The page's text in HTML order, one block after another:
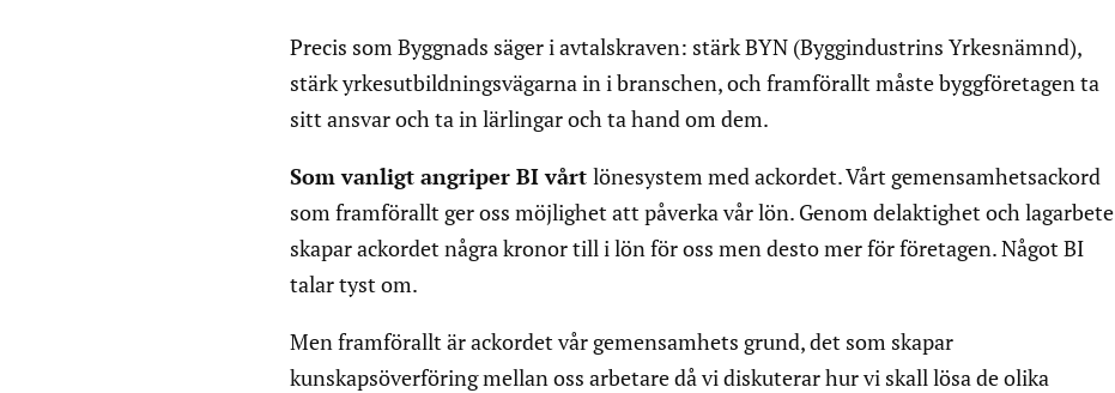
Precis som Byggnads säger i avtalskraven: stärk BYN (Byggindustrins Yrkesnämnd),
stärk yrkesutbildningsvägarna in i branschen, och framförallt måste byggföretagen ta
sitt ansvar och ta in lärlingar och ta hand om dem.
Som vanligt angriper BI vårt lönesystem med ackordet. Vårt gemensamhetsackord
som framförallt ger oss möjlighet att påverka vår lön. Genom delaktighet och lagarbete
skapar ackordet några kronor till i lön för oss men desto mer för företagen. Något BI
talar tyst om.
Men framförallt är ackordet vår gemensamhets grund, det som skapar
kunskapsöverföring mellan oss arbetare då vi diskuterar hur vi skall lösa de olika